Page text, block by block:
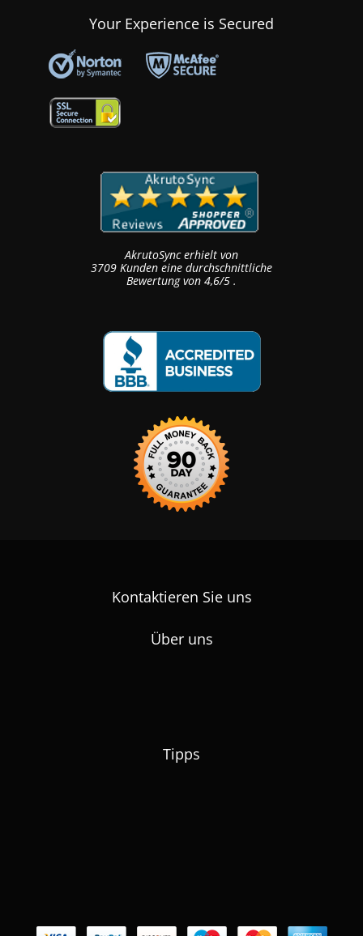
Your Experience is Secured
AkrutoSyncerhielt von
3709 Kunden eine durchschnittliche
Bewertung von 4,6/5 .
Kontaktieren Sie uns
Über uns
Tipps